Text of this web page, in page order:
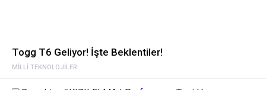
MILLI TEKNOLOJILER
Togg T6 Geliyor! İşte Beklentiler!